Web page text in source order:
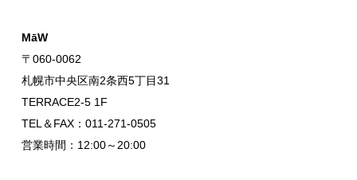
MāW
〒060-0062
札幌市中央区南2条西5丁目31
TERRACE2-5 1F
TEL＆FAX：011-271-0505
営業時間：12:00～20:00